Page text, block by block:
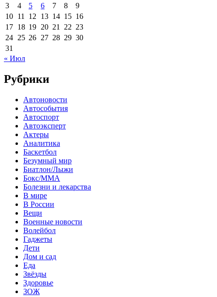
3
4 5 6 7 8
9
10 11 12 13 14 15 16
17 18 19 20 21 22 23
24 25 26 27 28 29 30
31
« Июл
Рубрики
Автоновости
Автособытия
Автоспорт
Автоэксперт
Актеры
Аналитика
Баскетбол
Безумный мир
Биатлон/Лыжи
Бокс/MMA
Болезни и лекарства
В мире
В России
Вещи
Военные новости
Волейбол
Гаджеты
Дети
Дом и сад
Еда
Звёзды
Здоровье
ЗОЖ